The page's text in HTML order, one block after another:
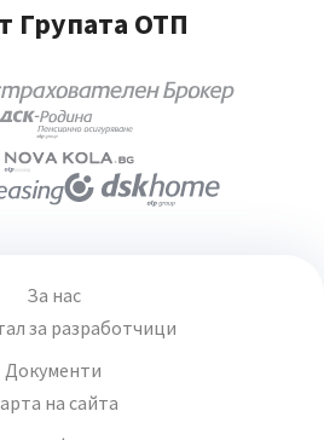
Групата ОТП
За нас
за разработчици
Документи
на сайта